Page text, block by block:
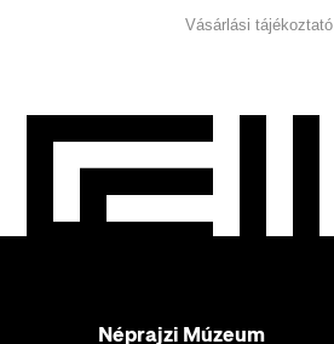
Vásárlási tájékoztató
Néprajzi Múzeum